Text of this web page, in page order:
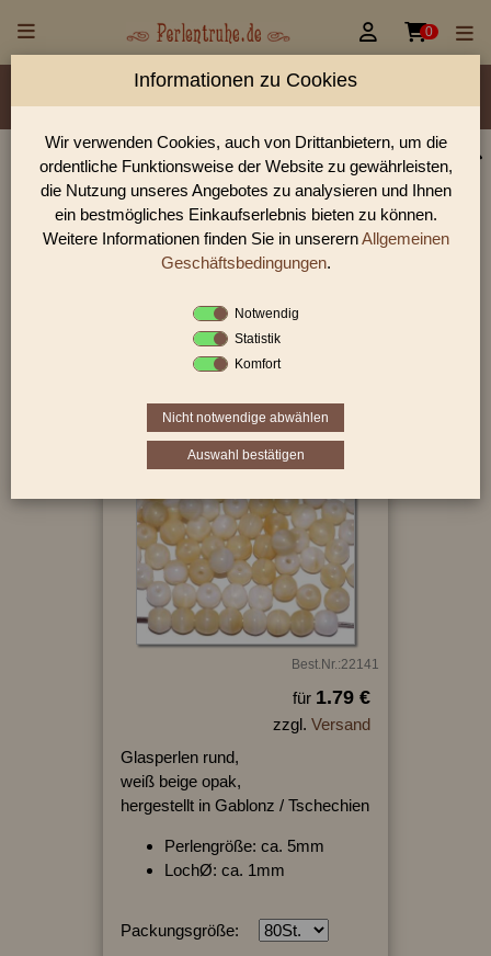
 0
Material/Glassorte Sorte/Form Farbe
Größen
Lochdurchmesser
Perlen Shop für gedrückte Perlen runde 5,0 mm
In unserem Perlen Shop finden sie zahlreich gedrückte Perlen
runde 5,0 mm und viele weiter Glasperlen.
Sie befinden sich in folgender Kategorie:
gedrückte Perlen runde Perlen
Best.Nr.:22141
für 1.79 €
zzgl. Versand
Glasperlen rund,
weiß beige opak,
hergestellt in Gablonz / Tschechien
Perlengröße: ca. 5mm
LochØ: ca. 1mm
Packungsgröße:
Informationen zu Cookies
Wir verwenden Cookies, auch von Drittanbietern, um die
ordentliche Funktionsweise der Website zu gewährleisten,
die Nutzung unseres Angebotes zu analysieren und Ihnen
ein bestmögliches Einkaufserlebnis bieten zu können.
Weitere Informationen finden Sie in unserernAllgemeinen
Geschäftsbedingungen.
Notwendig
Statistik
Komfort
Nicht notwendige abwählen
Auswahl bestätigen